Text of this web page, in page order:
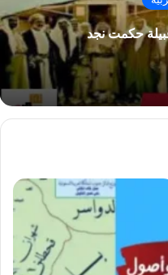
حكمت نجد